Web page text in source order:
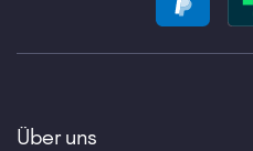
Über uns